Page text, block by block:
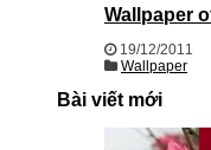
Wallpaper
19/12/2011
Wallpaper
Bài viết mới